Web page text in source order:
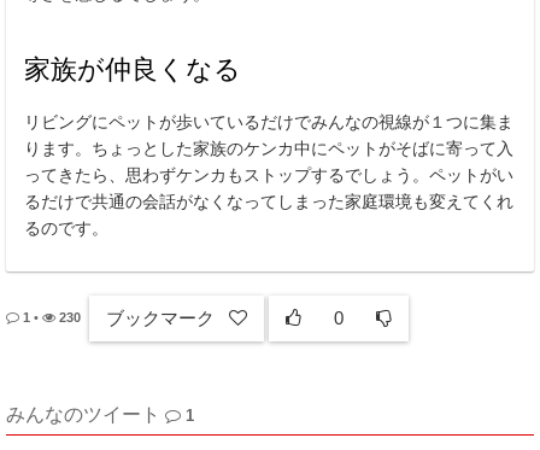
家族が仲良くなる
リビングにペットが歩いているだけでみんなの視線が１つに集ま
ります。ちょっとした家族のケンカ中にペットがそばに寄って入
ってきたら、思わずケンカもストップするでしょう。ペットがい
るだけで共通の会話がなくなってしまった家庭環境も変えてくれ
るのです。
1 • 230 ブックマーク 0
みんなのツイート 1